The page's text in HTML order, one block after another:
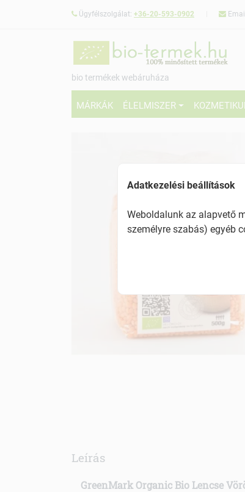
Ügyfélszolgálat: +36-20-593-0902
bio termékek webáruháza
MÁRKÁK ÉLELMISZER
Leírás
GreenMark Organic Bio Lencse
Adatkezelési beállítások
Weboldalunk az alapvető
személyre szabás) egyéb